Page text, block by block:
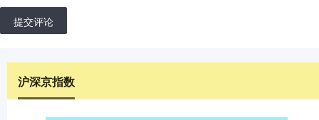
提交评论
沪深京指数